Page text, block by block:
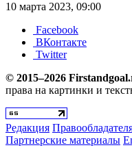
10 марта 2023, 09:00
Facebook
ВКонтакте
Twitter
© 2015–2026
права на картинки и
Редакция
Партнерские материалы